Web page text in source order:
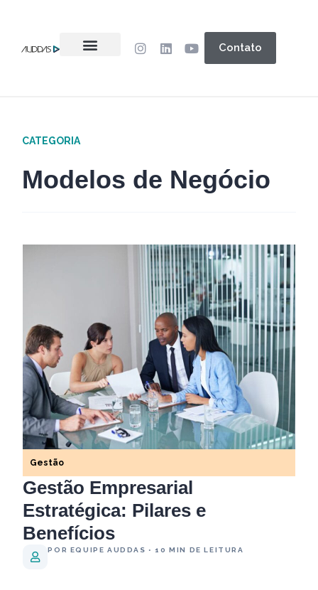
Contato
CATEGORIA
Modelos de Negócio
Gestão
Gestão Empresarial
Estratégica: Pilares e
Benefícios
POR EQUIPE AUDDAS • 10 MIN DE LEITURA